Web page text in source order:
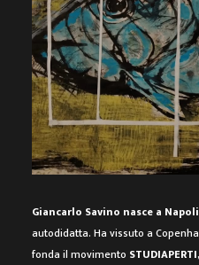
Giancarlo Savino nasce a
autodidatta. Ha vissuto a
fonda il movimento STUDIAPERTI